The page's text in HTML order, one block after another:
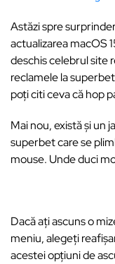
Astăzi spre
actualizarea macOS
deschis celebrul site
reclamele la
poți citi ceva că hop
Mai nou, există și un
superbet care se
mouse. Unde duci
Dacă ați ascuns o
meniu, alegeți
acestei opțiuni de